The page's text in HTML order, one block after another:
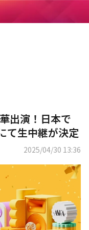
出演！日本で
て生中継が決定
2025/04/30 13:36